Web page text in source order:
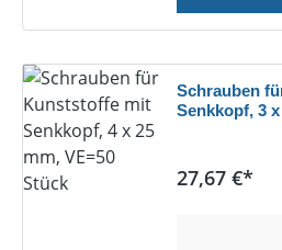
Schrauben
Senkkopf, 3
Regulärer
27,67 €*